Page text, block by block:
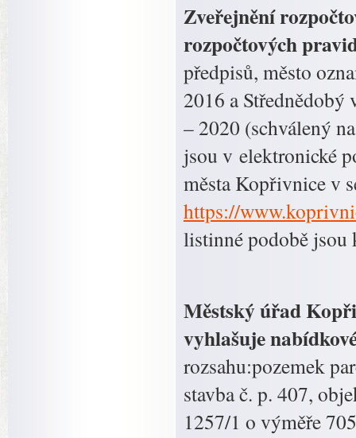
Zveřejnění
rozpočtových
předpisů, město
2016 a
– 2020 (schválený
jsou v elektronické
města Kopřivnice v
https://
listinné podobě
Městský úřad
vyhlašuje
rozsahu:pozemek
stavba č. p. 407,
1257/1 o výměře